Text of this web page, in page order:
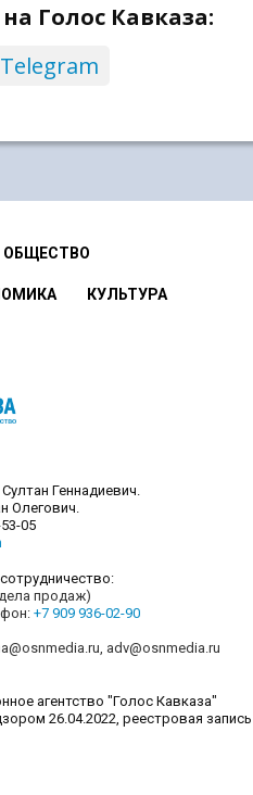
Голос Кавказа:
Telegram
ОБЩЕСТВО
КУЛЬТУРА
Геннадиевич.
Олегович.
05
продаж)
+7 909 936-02-90
adv@osnmedia.ru
агентство "Голос Кавказа"
26.04.2022, реестровая запись